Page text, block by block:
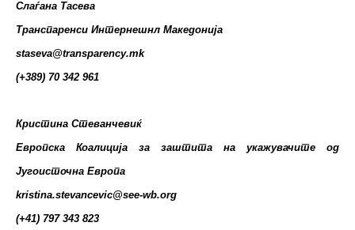
Слаѓана Тасева
Транспаренси Интернешнл Македонија
staseva@transparency.mk
(+389) 70 342 961
Кристина Стеванчевиќ
Европска Коалиција за заштита на укажувачите од
Југоисточна Европа
kristina.stevancevic@see-wb.org
(+41) 797 343 823